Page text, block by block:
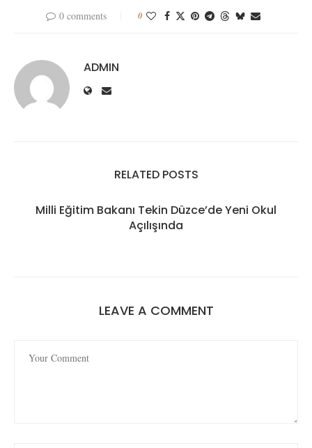
0 comments 0
ADMIN
RELATED POSTS
Milli Eğitim Bakanı Tekin Düzce’de Yeni Okul
Açılışında
LEAVE A COMMENT